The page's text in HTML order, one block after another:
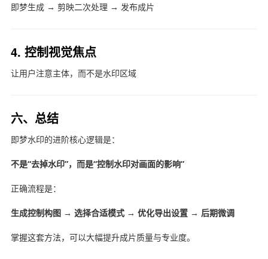
即梦生成 → 剪映二次处理 → 发布成片
4. 控制视觉焦点
让用户注意主体，而不是水印区域
六、总结
即梦水印的进阶核心逻辑是：
不是“去掉水印”，而是“控制水印对画面的影响”
正确流程是：
生成控制构图 → 选择合适模式 → 优化导出设置 → 后期微调
掌握这套方法，可以大幅提升成片质量与专业度。